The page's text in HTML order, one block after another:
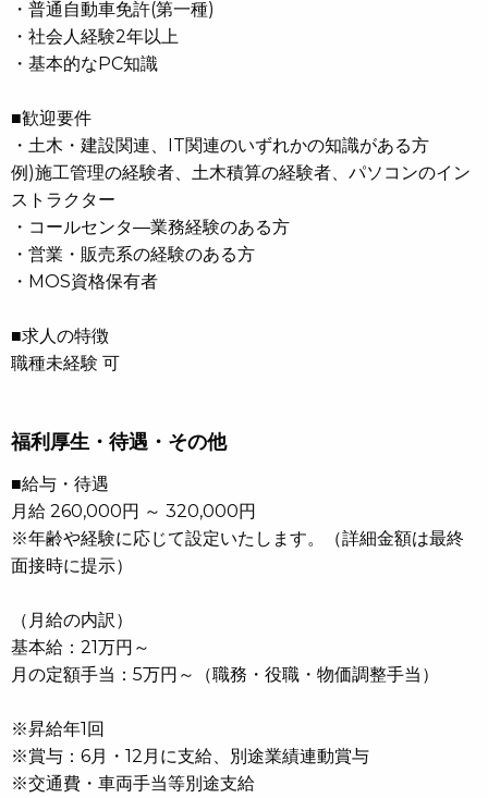
・普通自動車免許(第一種)
・社会人経験2年以上
・基本的なPC知識
■歓迎要件
・土木・建設関連、IT関連のいずれかの知識がある方
例)施工管理の経験者、土木積算の経験者、パソコンのイン
ストラクター
・コールセンタ―業務経験のある方
・営業・販売系の経験のある方
・MOS資格保有者
■求人の特徴
職種未経験 可
福利厚生・待遇・その他
■給与・待遇
月給 260,000円 ～ 320,000円
※年齢や経験に応じて設定いたします。（詳細金額は最終
面接時に提示）
（月給の内訳）
基本給：21万円～
月の定額手当：5万円～（職務・役職・物価調整手当）
※昇給年1回
※賞与：6月・12月に支給、別途業績連動賞与
※交通費・車両手当等別途支給